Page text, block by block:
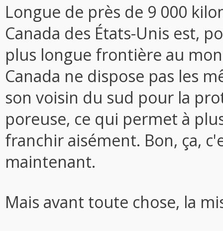
Longue de près de 9 000
Canada des États-Unis est,
plus longue frontière au
Canada ne dispose pas les
son voisin du sud pour la
poreuse, ce qui permet à
franchir aisément. Bon, ça,
maintenant.
Mais avant toute chose, la